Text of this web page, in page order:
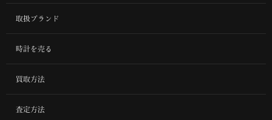
取扱ブランド
時計を売る
買取方法
査定方法